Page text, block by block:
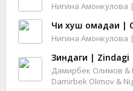
Нигина Амонкулова
Чи хуш омадаи |
Нигина Амонкулова
Зиндаги | Zindagi
Дамирбек Олимов &
Damirbek Olimov &